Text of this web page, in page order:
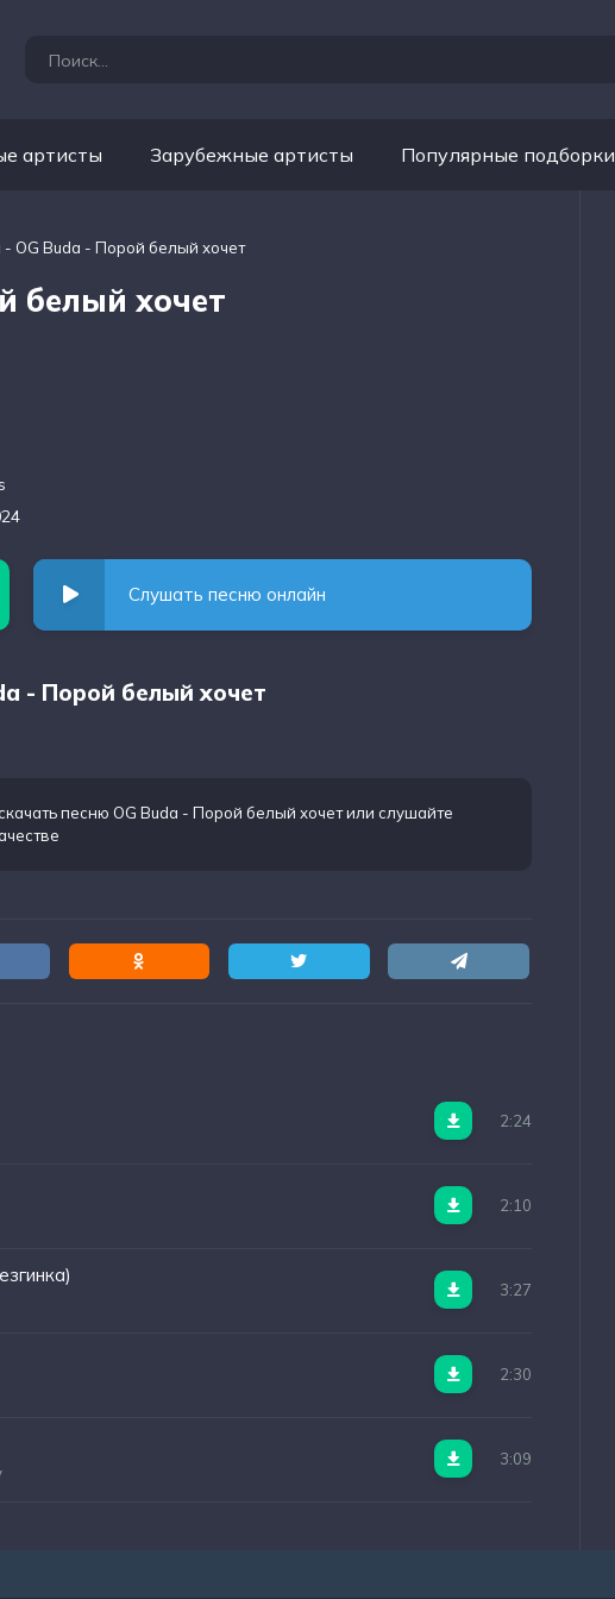
артисты Зарубежные артисты Популярные подборки
- OG Buda - Порой белый хочет
белый хочет
Слушать песню онлайн
- Порой белый хочет
скачать песню OG Buda - Порой белый хочетили слушайте
2:24
2:10
3:27
2:30
3:09